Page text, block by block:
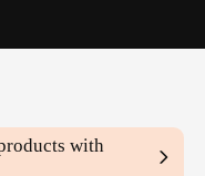
with